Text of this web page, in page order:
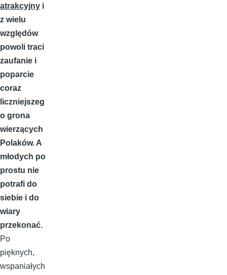
atrakcyjny i
z wielu
względów
powoli traci
zaufanie i
poparcie
coraz
liczniejszeg
o grona
wierzących
Polaków. A
młodych po
prostu nie
potrafi do
siebie i do
wiary
przekonać.
Po
pięknych,
wspaniałych